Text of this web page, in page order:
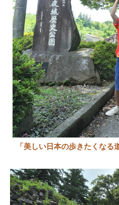
「美しい日本の歩きたくな